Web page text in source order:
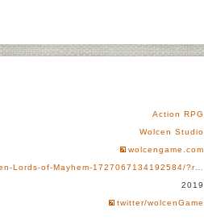
Action RPG
Wolcen Studio
wolcengame.com
Lords-of-Mayhem-1727067134192584/?r…
2019
twitter/wolcenGame